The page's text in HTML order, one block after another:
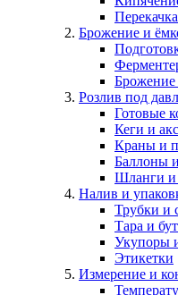
Брожение и
Брожение
Розлив под
Готовые
Кеги и
Краны и
Баллоны
Шланги и
Налив и
Трубки и
Тара и
Укупоры
Этикетки
Измерение и